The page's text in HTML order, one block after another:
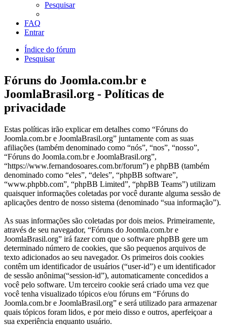
Pesquisar
FAQ
Entrar
Índice do fórum
Pesquisar
Fóruns do Joomla.com.br e
JoomlaBrasil.org - Políticas de
privacidade
Estas políticas irão explicar em detalhes como “Fóruns do
Joomla.com.br e JoomlaBrasil.org” juntamente com as suas
afiliações (também denominado como “nós”, “nos”, “nosso”,
“Fóruns do Joomla.com.br e JoomlaBrasil.org”,
“https://www.fernandosoares.com.br/forum”) e phpBB (também
denominado como “eles”, “deles”, “phpBB software”,
“www.phpbb.com”, “phpBB Limited”, “phpBB Teams”) utilizam
quaisquer informações coletadas por você durante alguma sessão de
aplicações dentro de nosso sistema (denominado “sua informação”).
As suas informações são coletadas por dois meios. Primeiramente,
através de seu navegador, “Fóruns do Joomla.com.br e
JoomlaBrasil.org” irá fazer com que o software phpBB gere um
determinado número de cookies, que são pequenos arquivos de
texto adicionados ao seu navegador. Os primeiros dois cookies
contêm um identificador de usuários (“user-id”) e um identificador
de sessão anônima(“session-id”), automaticamente concedidos a
você pelo software. Um terceiro cookie será criado uma vez que
você tenha visualizado tópicos e/ou fóruns em “Fóruns do
Joomla.com.br e JoomlaBrasil.org” e será utilizado para armazenar
quais tópicos foram lidos, e por meio disso e outros, aperfeiçoar a
sua experiência enquanto usuário.